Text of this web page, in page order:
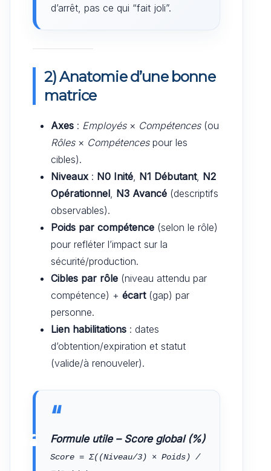
d’arrêt, pas ce qui “fait joli”.
2) Anatomie d’une bonne
matrice
Axes : Employés× Compétences(ou
Rôles× Compétencespour les
cibles).
Niveaux : N0 Inité N1 Débutant, N2
Opérationnel N3 Avancé (descriptifs
observables).
Poids par compétence (selon le rôle)
pour refléter l’impact sur la
sécurité/production.
Cibles par rôle (niveau attendu par
compétence) + écart(gap) par
personne.
Lien habilitations : dates
d’obtention/expiration et statut
(valide/à renouveler).
Formule utile – Score global (%)
Score = Σ((Niveau/3) × Poids) /